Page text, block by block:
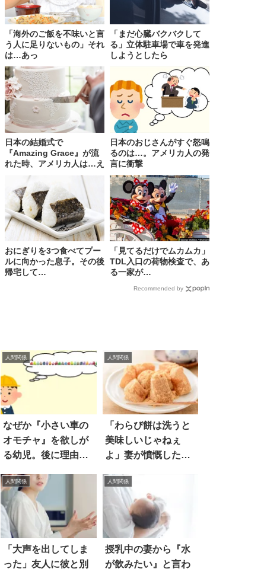
「海外のご飯を不味いと言
う人に足りないもの」それ
は…あっ
「まだ心臓バクバクして
る」立体駐車場で車を発進
しようとしたら
日本の結婚式で
『Amazing Grace』が流
れた時、アメリカ人は…え
日本のおじさんがすぐ怒鳴
るのは…。アメリカ人の発
言に衝撃
おにぎりを3つ食べてプー
ルに向かった息子。その後
帰宅して…
「見てるだけでムカムカ」
TDL入口の荷物検査で、あ
る一家が…
Recommended by
人間関係
なぜか『小さい車の
オモチャ』を欲しが
る幼児。後に理由が
人間関係
「わらび餅は洗うと
美味しいじゃねぇ
よ」妻が憤慨した理
人間関係
「大声を出してしま
った」友人に彼と別
人間関係
授乳中の妻から『水
が飲みたい』と言わ